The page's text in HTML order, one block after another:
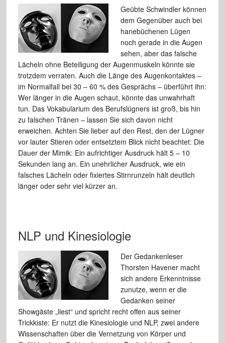
Geübte Schwindler können
dem Gegenüber auch bei
hanebüchenen Lügen
noch gerade in die Augen
sehen, aber das falsche
Lächeln ohne Beteiligung der Augenmuskeln könnte sie
trotzdem verraten. Auch die Länge des Augenkontaktes –
im Normalfall bei 30 – 60 % des Gesprächs – überführt ihn:
Wer länger in die Augen schaut, könnte das unwahrhaft
tun. Das Vokabularium des Berufslügners ist groß, bis hin
zu falschen Tränen – lassen Sie sich davon nicht
erweichen. Achten Sie lieber auf den Rest, den der Lügner
vor lauter Stieren oder entsetztem Blick nicht beachtet: Die
Dauer der Mimik: Ein aufrichtiger Ausdruck hält 5 – 10
Sekunden lang an. Ein unehrlicher Ausdruck, wie ein
falsches Lächeln oder fixiertes Stirnrunzeln hält deutlich
länger oder sehr viel kürzer an.
NLP und Kinesiologie
Der Gedankenleser
Thorsten Havener macht
sich andere Erkenntnisse
zunutze, wenn er die
Gedanken seiner
Showgäste „liest“ und spricht recht offen aus seiner
Trickkiste: Er nutzt die Kinesiologie und NLP, zwei andere
Wissenschaften über die Vernetzung von Körper und